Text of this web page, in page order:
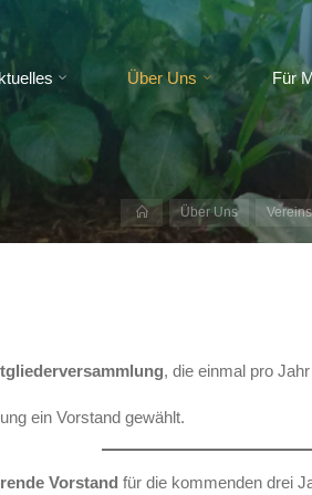
Über Uns Für
StartÜber Uns
, die einmal pro
ein Vorstand gewählt.
Vorstand für die kommenden drei